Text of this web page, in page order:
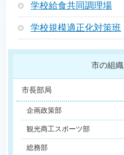
学校給食共同調理場
学校規模適正化対策班
市の組織
市長部局
企画政策部
観光商工スポーツ部
総務部